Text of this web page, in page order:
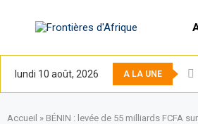
lundi 10 août, 2026 A LA UNE
Accueil » BÉNIN : levée de 55 milliards FCFA